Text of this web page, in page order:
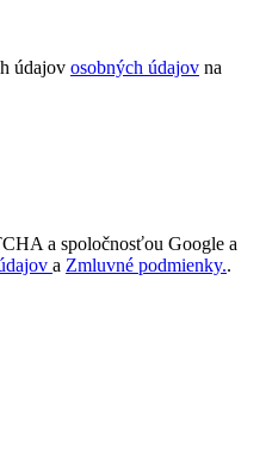
údajov osobných údajov na
a spoločnosťou Google a
a Zmluvné podmienky..